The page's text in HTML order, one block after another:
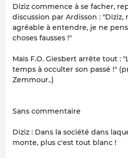
Diziz commence à se facher,
discussion par Ardisson : "Diziz,
agréable à entendre, je ne
choses fausses !"
Mais F.O. Giesbert arrête tout :
temps à occulter son passé !"
Zemmour..)
Sans commentaire
Diziz : Dans la société dans
monte, plus c'est tout blanc !